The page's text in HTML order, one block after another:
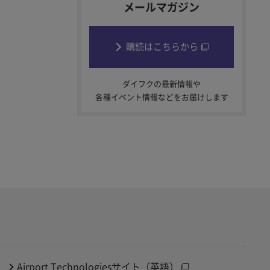
メールマガジン
購読はこちらから
ダイフクの最新情報や
各種イベント情報などをお届けします
Airport Technologiesサイト（英語）